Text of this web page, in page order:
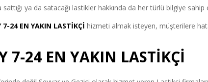
ya da satacağı lastikler hakkında da her türlü bilgiye sahip
7-24 EN YAKIN LASTİKÇİhizmeti almak isteyen, müşterilere
7-24 EN YAKIN LASTİKÇİ